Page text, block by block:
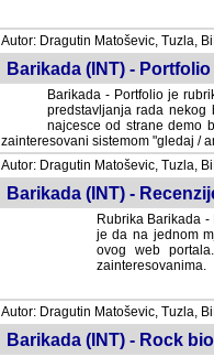
Autor: Dragutin Matoševic, Tuzla,
Barikada (INT) - Portfolio
Barikada - Portfolio je
predstavljanja rada
najcesce od strane demo
zainteresovani sistemom "gledaj /
Autor: Dragutin Matoševic, Tuzla,
Barikada (INT) -
Rubrika Barikada
je da na jednom
ovog web
zainteresovanima.
Autor: Dragutin Matoševic, Tuzla,
Barikada (INT) - Rock